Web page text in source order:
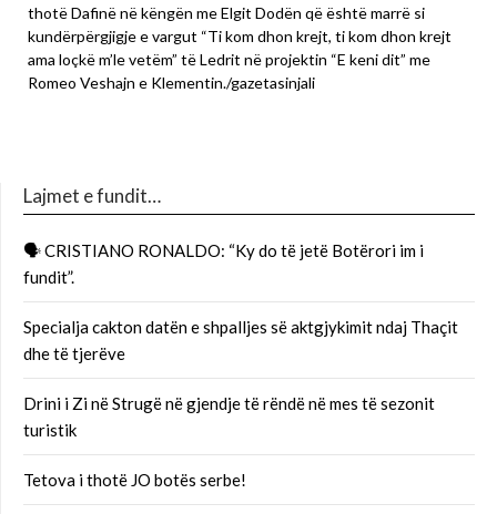
thotë Dafinë në këngën me Elgit Dodën që është marrë si
kundërpërgjigje e vargut “Ti kom dhon krejt, ti kom dhon krejt
ama loçkë m’le vetëm” të Ledrit në projektin “E keni dit” me
Romeo Veshajn e Klementin./gazetasinjali
Lajmet e fundit…
🗣 CRISTIANO RONALDO: “Ky do të jetë Botërori im i
fundit”.
Specialja cakton datën e shpalljes së aktgjykimit ndaj Thaçit
dhe të tjerëve
Drini i Zi në Strugë në gjendje të rëndë në mes të sezonit
turistik
Tetova i thotë JO botës serbe!